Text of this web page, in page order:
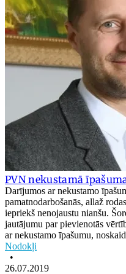
PVN nekustamā
Darījumos ar nekustamo
pamatnodarbošanās, allaž
iepriekš nenojaustu nianšu.
jautājumu par pievienotās
ar nekustamo īpašumu,
Nodokļi
•
26.07.2019